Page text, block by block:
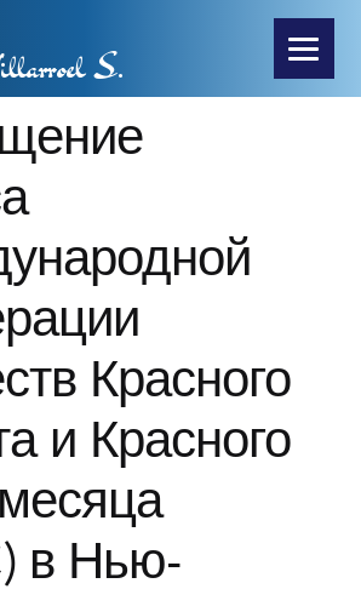
S.
Красного
и Красного
в Нью-